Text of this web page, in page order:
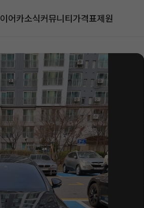
이어카소식커뮤니티가격표제원